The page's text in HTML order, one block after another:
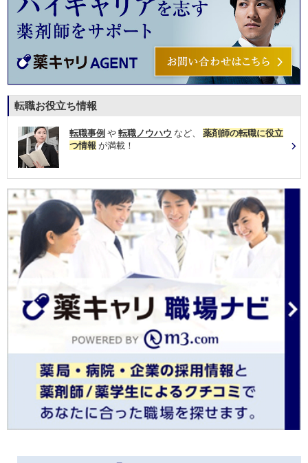
転職お役立ち情報
転職事例 や 転職ノウハウ など、 薬剤師の転職に役立
つ情報 が満載！